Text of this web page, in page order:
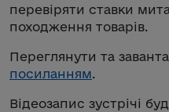
перевіряти ставки
походження товарів.
Переглянути та
посиланням.
Відеозапис зустрічі